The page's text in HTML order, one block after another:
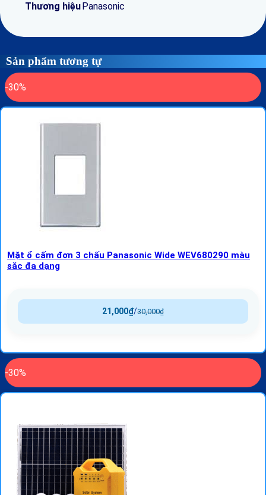
Thương hiệuPanasonic
Sản phẩm tương tự
-30%
Mặt ổ cấm đơn 3 chấu Panasonic Wide WEV680290 màu
sắc đa dạng
30,000₫
/
21,000₫
-30%